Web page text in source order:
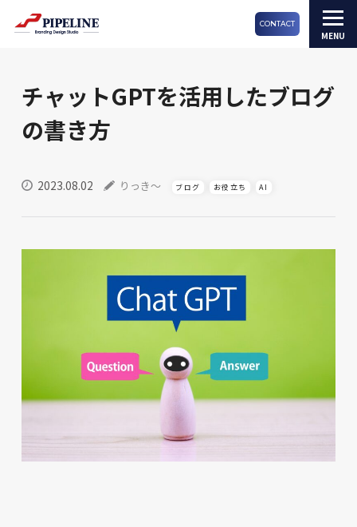
CONTACT
チャットGPTを活用したブログ
の書き方
2023.08.02 りっき～ ブログ お役立ち AI